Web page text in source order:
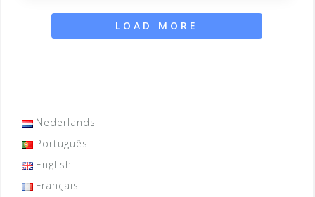
LOAD MORE
Nederlands
Português
English
Français